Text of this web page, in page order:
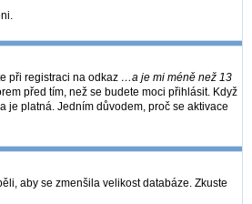
při registraci na odkaz …a je mi méně než 13
před tím, než se budete moci přihlásit. Když
je platná. Jedním důvodem, proč se aktivace
aby se zmenšila velikost databáze. Zkuste